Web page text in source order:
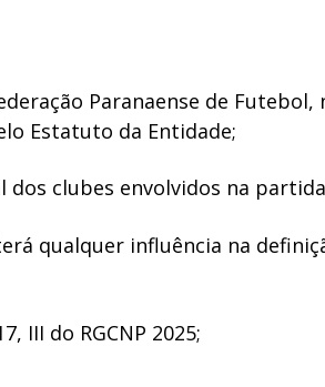
Paranaense de Futebol,
Estatuto da Entidade;
dos clubes envolvidos na
qualquer influência na
III do RGCNP 2025;